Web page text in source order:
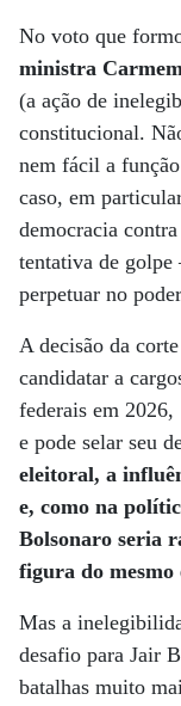
No voto que
ministra
(a ação de
constitucional.
nem fácil a
caso, em
democracia
tentativa de golpe
perpetuar no
A decisão da
candidatar a
federais em 2026,
e pode selar seu
eleitoral, a
e, como na
Bolsonaro seria
figura do mesmo
Mas a
desafio para Jair
batalhas muito